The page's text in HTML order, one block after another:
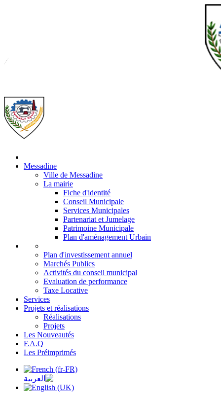
Messadine
Ville de Messadine
La mairie
Fiche d'identité
Conseil Municipale
Services Municipales
Partenariat et Jumelage
Patrimoine Municipale
Plan d'aménagement Urbain
Plan d'investissement annuel
Marchés Publics
Activités du conseil municipal
Evaluation de performance
Taxe Locative
Services
Projets et réalisations
Réalisations
Projets
Les Nouveautés
F.A.Q
Les Préimprimés